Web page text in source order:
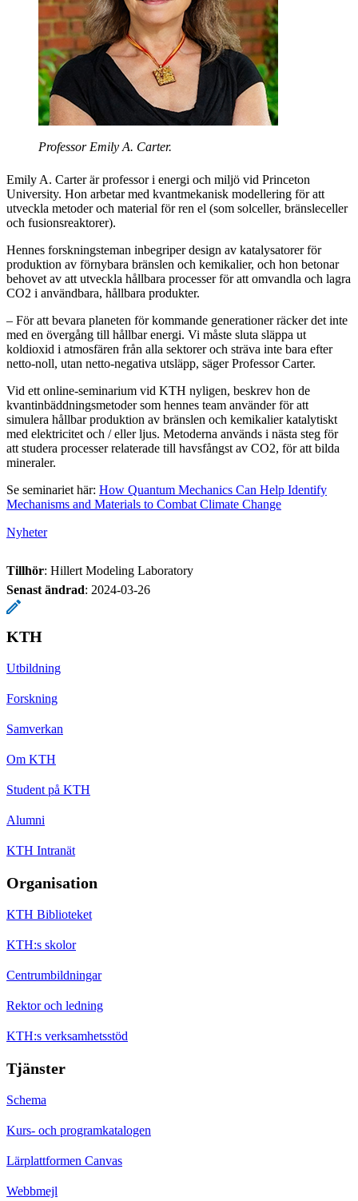
Professor Emily A. Carter.
Emily A. Carter är professor i energi och miljö vid Princeton
University. Hon arbetar med kvantmekanisk modellering för att
utveckla metoder och material för ren el (som solceller, bränsleceller
och fusionsreaktorer).
Hennes forskningsteman inbegriper design av katalysatorer för
produktion av förnybara bränslen och kemikalier, och hon betonar
behovet av att utveckla hållbara processer för att omvandla och lagra
CO2 i användbara, hållbara produkter.
– För att bevara planeten för kommande generationer räcker det inte
med en övergång till hållbar energi. Vi måste sluta släppa ut
koldioxid i atmosfären från alla sektorer och sträva inte bara efter
netto-noll, utan netto-negativa utsläpp, säger Professor Carter.
Vid ett online-seminarium vid KTH nyligen, beskrev hon de
kvantinbäddningsmetoder som hennes team använder för att
simulera hållbar produktion av bränslen och kemikalier katalytiskt
med elektricitet och / eller ljus. Metoderna används i nästa steg för
att studera processer relaterade till havsfångst av CO2, för att bilda
mineraler.
Se seminariet här: How Quantum Mechanics Can Help Identify
Mechanisms and Materials to Combat Climate Change
Nyheter
Tillhör: Hillert Modeling Laboratory
Senast ändrad: 2024-03-26
KTH
Utbildning
Forskning
Samverkan
Om KTH
Student på KTH
Alumni
KTH Intranät
Organisation
KTH Biblioteket
KTH:s skolor
Centrumbildningar
Rektor och ledning
KTH:s verksamhetsstöd
Tjänster
Schema
Kurs- och programkatalogen
Lärplattformen Canvas
Webbmejl